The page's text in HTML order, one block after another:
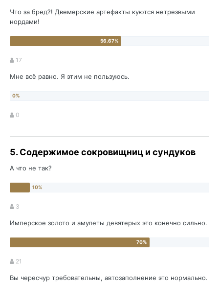
Что за бред?! Двемерские артефакты куются нетрезвыми
нордами!
17
Мне всё равно. Я этим не пользуюсь.
0
5. Содержимое сокровищниц и сундуков
А что не так?
3
Имперское золото и амулеты девятерых это конечно сильно.
21
Вы чересчур требовательны, автозаполнение это нормально.